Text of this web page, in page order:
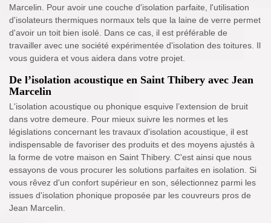
Marcelin. Pour avoir une couche d'isolation parfaite, l'utilisation
d'isolateurs thermiques normaux tels que la laine de verre permet
d'avoir un toit bien isolé. Dans ce cas, il est préférable de
travailler avec une société expérimentée d'isolation des toitures. Il
vous guidera et vous aidera dans votre projet.
De l’isolation acoustique en Saint Thibery avec Jean
Marcelin
L'isolation acoustique ou phonique esquive l’extension de bruit
dans votre demeure. Pour mieux suivre les normes et les
législations concernant les travaux d'isolation acoustique, il est
indispensable de favoriser des produits et des moyens ajustés à
la forme de votre maison en Saint Thibery. C'est ainsi que nous
essayons de vous procurer les solutions parfaites en isolation. Si
vous rêvez d'un confort supérieur en son, sélectionnez parmi les
issues d'isolation phonique proposée par les couvreurs pros de
Jean Marcelin.